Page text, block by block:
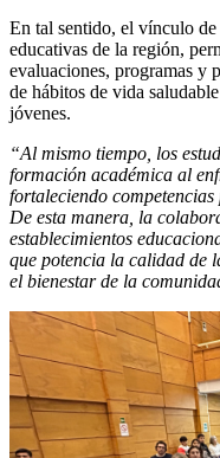
En tal sentido, el vínculo
educativas de la región,
evaluaciones, programas y
de hábitos de vida
jóvenes.
“Al mismo tiempo, los
formación académica al
fortaleciendo
De esta manera, la
establecimientos
que potencia la calidad de
el bienestar de la